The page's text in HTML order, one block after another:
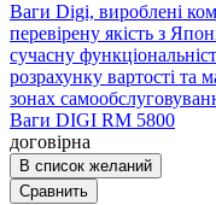
Ваги Digi, вироблені
перевірену якість з
сучасну
розрахунку вартості та
зонах
Ваги DIGI RM 5800
договірна
В список желаний
Сравнить